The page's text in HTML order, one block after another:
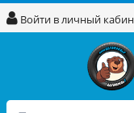
Войти в личный